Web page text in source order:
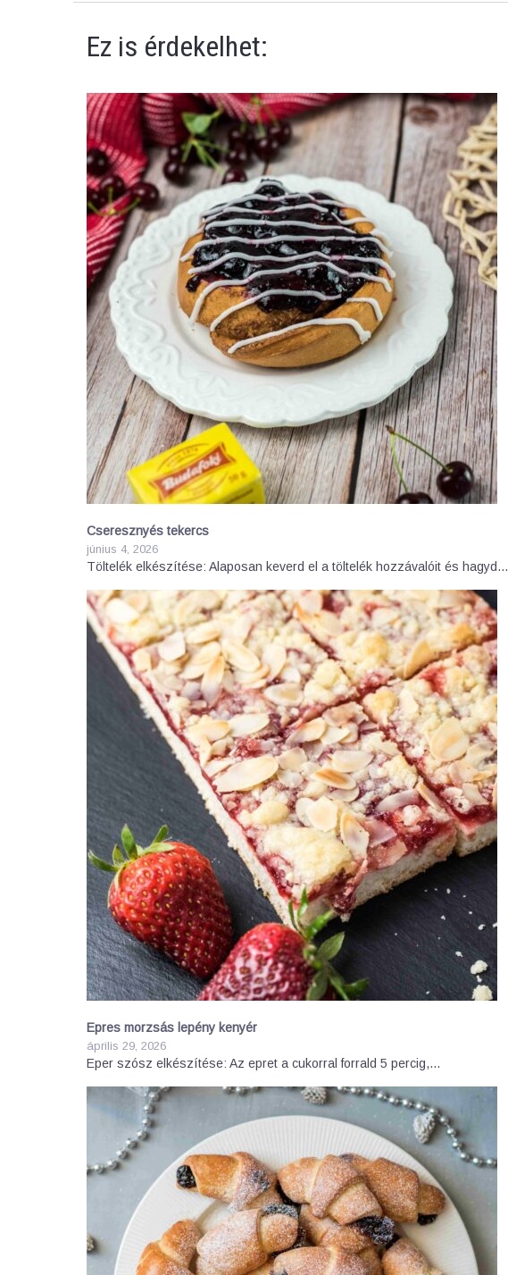
Ez is érdekelhet:
Cseresznyés tekercs
június 4, 2026
Töltelék elkészítése: Alaposan keverd el a töltelék hozzávalóit és hagyd…
Epres morzsás lepény kenyér
április 29, 2026
Eper szósz elkészítése: Az epret a cukorral forrald 5 percig,…